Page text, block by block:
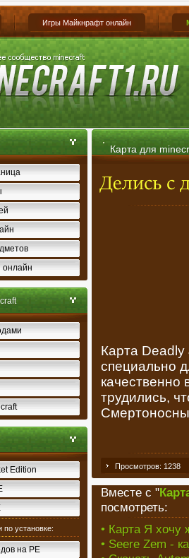
Игры Майкнрафт онлайн
онлайн
Edition
по установке:
на PE
Карта для
Карта Deadly
специально
качественно
трудились,
Просмотров: 1238
Вместе с "
посмотреть:
• Карта Я хочу
• Seere Zem -